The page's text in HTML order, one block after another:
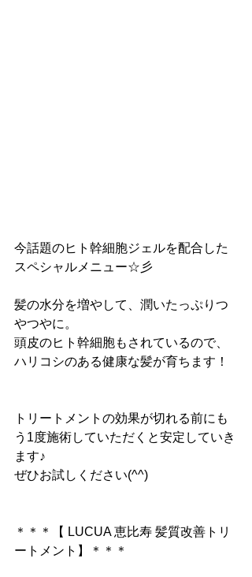
今話題のヒト幹細胞ジェルを配合した
スペシャルメニュー☆彡
髪の水分を増やして、潤いたっぷりつ
やつやに。
頭皮のヒト幹細胞もされているので、
ハリコシのある健康な髪が育ちます！
トリートメントの効果が切れる前にも
う1度施術していただくと安定していき
ます♪
ぜひお試しください(^^)
＊＊＊【 LUCUA 恵比寿 髪質改善トリ
ートメント】＊＊＊